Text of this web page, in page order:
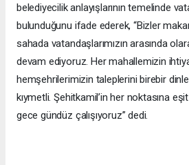
belediyecilik anlayışlarının temelinde
bulunduğunu ifade ederek, “Bizler
sahada vatandaşlarımızın arasında
devam ediyoruz. Her mahallemizin
hemşehrilerimizin taleplerini birebir
kıymetli. Şehitkamil’in her noktasına
gece gündüz çalışıyoruz” dedi.